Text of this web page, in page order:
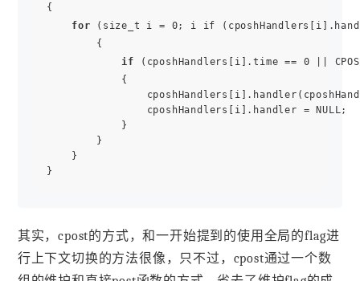
{
for (size_t i = 0; i if
{
if (cposhHandlers[i].time == 0 ||
{
cposhHandlers[i].handler = NULL;
}
}
}
其实，cpost的方式，和一开始提到的使用全局的flag进
行上下文切换的方法很像，只不过，cpost通过一个数